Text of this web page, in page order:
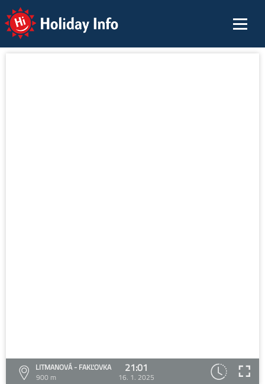
Holiday Info
LITMANOVÁ - FAKĽOVKA
900 m
21:01
16. 1. 2025